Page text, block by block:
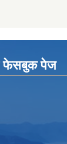
फेसबुक पेज